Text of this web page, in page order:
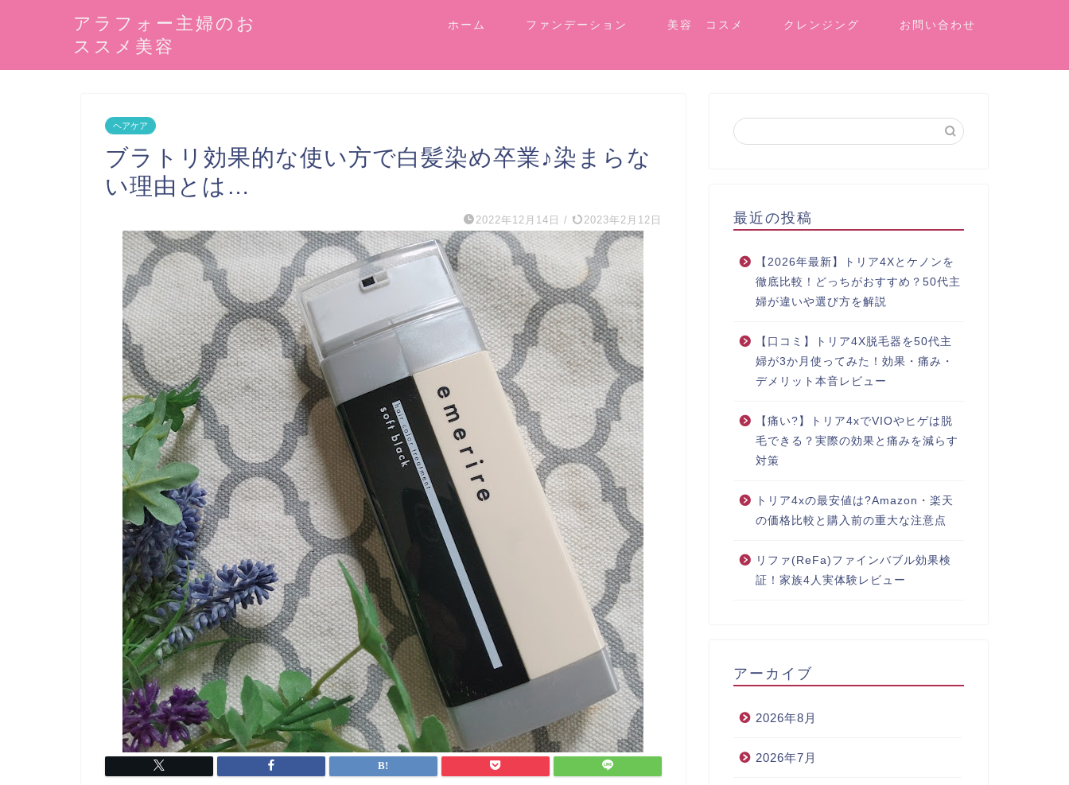
アラフォー主婦のお
ススメ美容
ホーム ファンデーション 美容 コスメ クレンジング お問い合わせ
ヘアケア
ブラトリ効果的な使い方で白髪染め卒業♪染まらな
い理由とは…
2022年12月14日 / 2023年2月12日 最近の投稿
【2026年最新】トリア4Xとケノンを
徹底比較！どっちがおすすめ？50代主
婦が違いや選び方を解説
【口コミ】トリア4X脱毛器を50代主
婦が3か月使ってみた！効果・痛み・
デメリット本音レビュー
【痛い?】トリア4xでVIOやヒゲは脱
毛できる？実際の効果と痛みを減らす
対策
トリア4xの最安値は?Amazon・楽天
の価格比較と購入前の重大な注意点
リファ(ReFa)ファインバブル効果検
証！家族4人実体験レビュー
アーカイブ
2026年8月
2026年7月